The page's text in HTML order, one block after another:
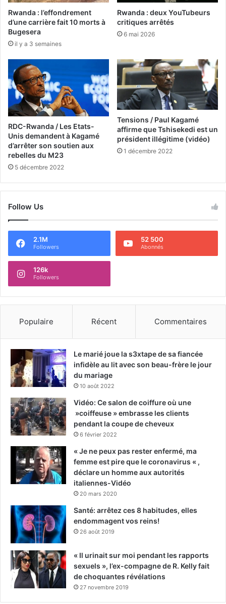
Rwanda : l’effondrement
d’une carrière fait 10 morts à
Bugesera
il y a 3 semaines
Rwanda : deux YouTubeurs
critiques arrêtés
6 mai 2026
RDC-Rwanda / Les Etats-
Unis demandent à Kagamé
d’arrêter son soutien aux
rebelles du M23
5 décembre 2022
Tensions / Paul Kagamé
affirme que Tshisekedi est un
président illégitime (vidéo)
1 décembre 2022
Follow Us
2.1M
Followers
52 500
Abonnés
126k
Followers
Populaire Récent Commentaires
Le marié joue la s3xtape de sa fiancée
infidèle au lit avec son beau-frère le jour
du mariage
10 août 2022
Vidéo: Ce salon de coiffure où une
»coiffeuse » embrasse les clients
pendant la coupe de cheveux
6 février 2022
« Je ne peux pas rester enfermé, ma
femme est pire que le coronavirus « ,
déclare un homme aux autorités
italiennes-Vidéo
20 mars 2020
Santé: arrêtez ces 8 habitudes, elles
endommagent vos reins!
26 août 2019
« Il urinait sur moi pendant les rapports
sexuels », l’ex-compagne de R. Kelly fait
de choquantes révélations
27 novembre 2019